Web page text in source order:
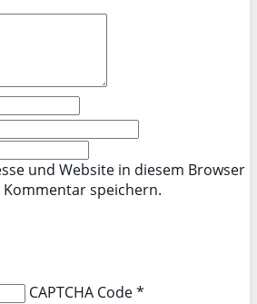
und Website in diesem Browser
speichern.
CAPTCHA Code*